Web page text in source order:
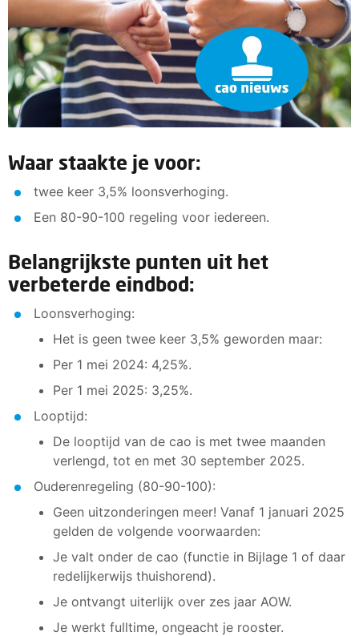
Waar staakte je voor:
twee keer 3,5% loonsverhoging.
Een 80-90-100 regeling voor iedereen.
Belangrijkste punten uit het
verbeterde eindbod:
Loonsverhoging:
Het is geen twee keer 3,5% geworden maar:
Per 1 mei 2024: 4,25%.
Per 1 mei 2025: 3,25%.
Looptijd:
De looptijd van de cao is met twee maanden
verlengd, tot en met 30 september 2025.
Ouderenregeling (80-90-100):
Geen uitzonderingen meer! Vanaf 1 januari 2025
gelden de volgende voorwaarden:
Je valt onder de cao (functie in Bijlage 1 of daar
redelijkerwijs thuishorend).
Je ontvangt uiterlijk over zes jaar AOW.
Je werkt fulltime, ongeacht je rooster.